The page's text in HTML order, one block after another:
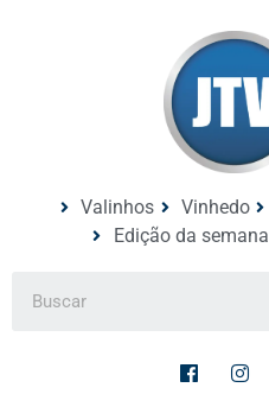
Valinhos Vinhedo
Edição da semana